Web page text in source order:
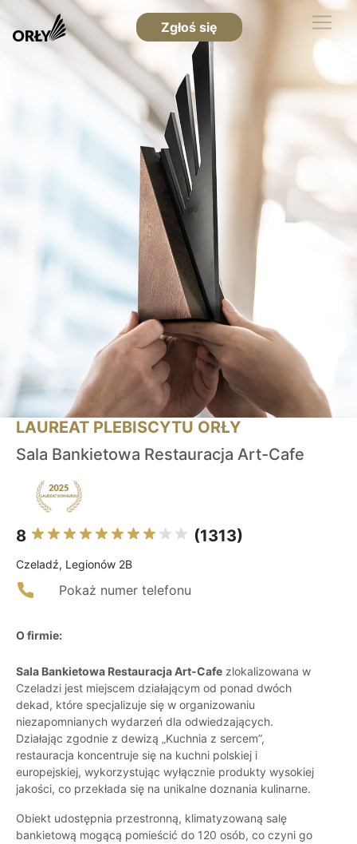
Zgłoś się
LAUREAT PLEBISCYTU ORŁY
Sala Bankietowa Restauracja Art-Cafe
8 (1313)
Czeladź, Legionów 2B
Pokaż numer telefonu
O firmie:
Sala Bankietowa Restauracja Art-Cafe zlokalizowana w
Czeladzi jest miejscem działającym od ponad dwóch
dekad, które specjalizuje się w organizowaniu
niezapomnianych wydarzeń dla odwiedzających.
Działając zgodnie z dewizą „Kuchnia z sercem”,
restauracja koncentruje się na kuchni polskiej i
europejskiej, wykorzystując wyłącznie produkty wysokiej
jakości, co przekłada się na unikalne doznania kulinarne.
Obiekt udostępnia przestronną, klimatyzowaną salę
bankietową mogącą pomieścić do 120 osób, co czyni go